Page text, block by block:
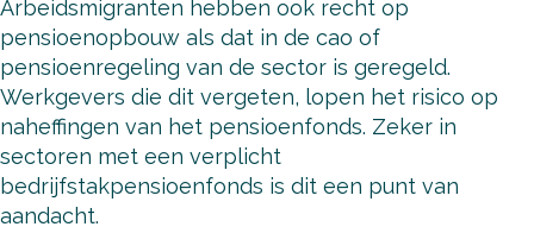
Arbeidsmigranten hebben ook recht op
pensioenopbouw als dat in de cao of
pensioenregeling van de sector is geregeld.
Werkgevers die dit vergeten, lopen het risico op
naheffingen van het pensioenfonds. Zeker in
sectoren met een verplicht
bedrijfstakpensioenfonds is dit een punt van
aandacht.